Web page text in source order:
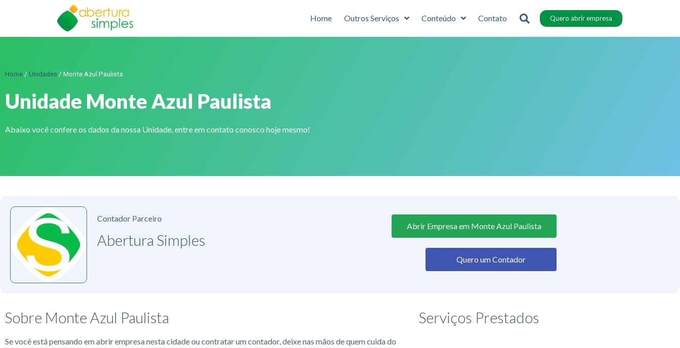
Home Outros Serviços Conteúdo Contato Quero abrir empresa
Home / Unidades / Monte Azul Paulista
Unidade Monte Azul Paulista
Abaixo você confere os dados da nossa Unidade, entre em contato conosco hoje mesmo!
Contador Parceiro
Abertura Simples
Abrir Empresa em Monte Azul Paulista
Quero um Contador
Sobre Monte Azul Paulista
Se você está pensando em abrir empresa nesta cidade ou contratar um contador, deixe nas mãos de quem cuida do
Serviços Prestados